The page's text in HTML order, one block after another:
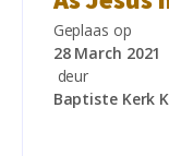
Geplaas op
28 March 2021
deur
Baptiste Kerk